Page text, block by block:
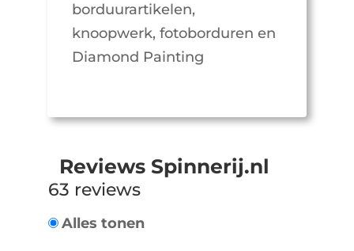
borduurartikelen,
knoopwerk, fotoborduren en
Diamond Painting
Reviews Spinnerij.nl
63 reviews
Alles tonen